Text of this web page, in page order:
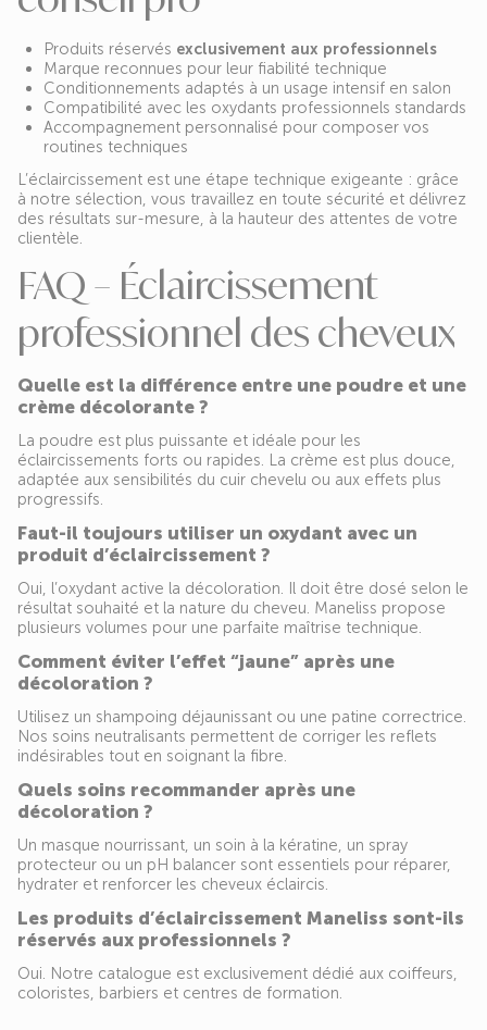
Produits réservés exclusivement aux professionnels
Marque reconnues pour leur fiabilité technique
Conditionnements adaptés à un usage intensif en salon
Compatibilité avec les oxydants professionnels standards
Accompagnement personnalisé pour composer vos
routines techniques
L’éclaircissement est une étape technique exigeante : grâce
à notre sélection, vous travaillez en toute sécurité et délivrez
des résultats sur-mesure, à la hauteur des attentes de votre
clientèle.
FAQ – Éclaircissement
professionnel des cheveux
Quelle est la différence entre une poudre et une
crème décolorante ?
La poudre est plus puissante et idéale pour les
éclaircissements forts ou rapides. La crème est plus douce,
adaptée aux sensibilités du cuir chevelu ou aux effets plus
progressifs.
Faut-il toujours utiliser un oxydant avec un
produit d’éclaircissement ?
Oui, l’oxydant active la décoloration. Il doit être dosé selon le
résultat souhaité et la nature du cheveu. Maneliss propose
plusieurs volumes pour une parfaite maîtrise technique.
Comment éviter l’effet “jaune” après une
décoloration ?
Utilisez un shampoing déjaunissant ou une patine correctrice.
Nos soins neutralisants permettent de corriger les reflets
indésirables tout en soignant la fibre.
Quels soins recommander après une
décoloration ?
Un masque nourrissant, un soin à la kératine, un spray
protecteur ou un pH balancer sont essentiels pour réparer,
hydrater et renforcer les cheveux éclaircis.
Les produits d’éclaircissement Maneliss sont-ils
réservés aux professionnels ?
Oui. Notre catalogue est exclusivement dédié aux coiffeurs,
coloristes, barbiers et centres de formation.